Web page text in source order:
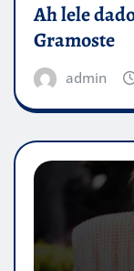
Ah lele
Gramoste
admin